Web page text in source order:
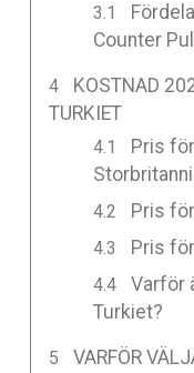
Counter
KOSTNAD
TURKIET
Pris
Pris
Pris
Varför
Turkiet?
VARFÖR